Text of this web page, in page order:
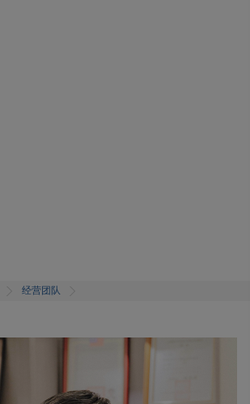
经营团队